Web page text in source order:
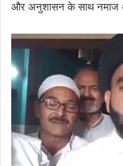
और अनुशासन के साथ नमाज